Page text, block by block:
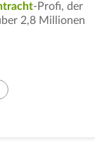
-Profi, der
2,8 Millionen